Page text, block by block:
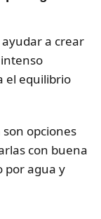
a crear
el equilibrio
opciones
con buena
por agua y